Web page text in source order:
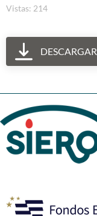
Vistas: 214
DESCARGAR